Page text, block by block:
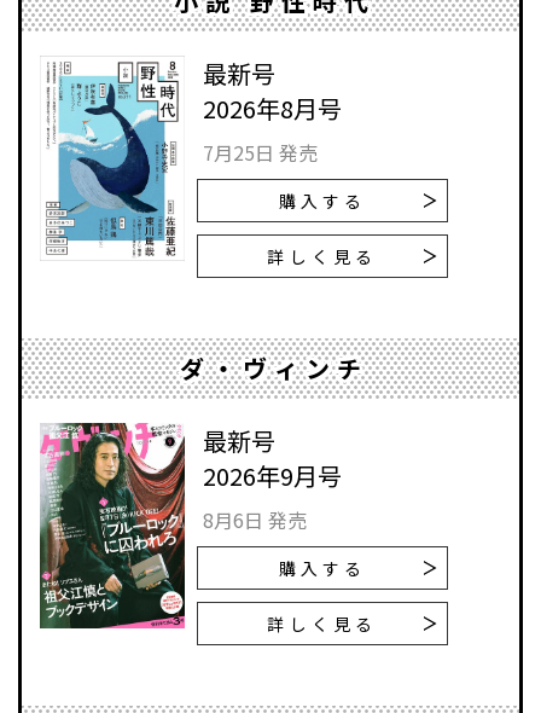
最新号
2026年8月号
7月25日 発売
購入する
詳しく見る
ダ・ヴィンチ
最新号
2026年9月号
8月6日 発売
購入する
詳しく見る